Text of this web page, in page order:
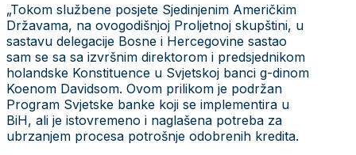
„Tokom službene posjete Sjedinjenim Američkim
Državama, na ovogodišnjoj Proljetnoj skupštini, u
sastavu delegacije Bosne i Hercegovine sastao
sam se sa sa izvršnim direktorom i predsjednikom
holandske Konstituence u Svjetskoj banci g-dinom
Koenom Davidsom. Ovom prilikom je podržan
Program Svjetske banke koji se implementira u
BiH, ali je istovremeno i naglašena potreba za
ubrzanjem procesa potrošnje odobrenih kredita.